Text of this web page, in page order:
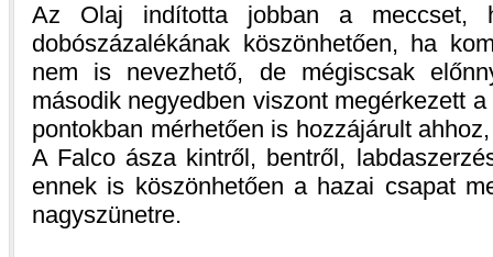
Az Olaj indította jobban a meccset,
dobószázalékának köszönhetően, ha
nem is nevezhető, de mégiscsak
második negyedben viszont megérkezett
pontokban mérhetően is hozzájárult
A Falco ásza kintről, bentről,
ennek is köszönhetően a hazai csapat
nagyszünetre.